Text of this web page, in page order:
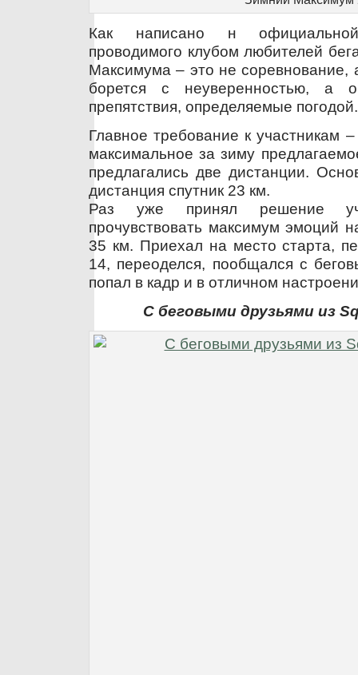
Как написано н
проводимого клубом любителей
Максимума – это не соревнование,
борется с неуверенностью, а
препятствия, определяемые погодой.
Главное требование к участникам
максимальное за зиму
предлагались две дистанции.
дистанция спутник 23 км.
Раз уже принял решение
прочувствовать максимум эмоций
35 км. Приехал на место старта,
14, переоделся, пообщался с
попал в кадр и в отличном
С беговыми друзьями из